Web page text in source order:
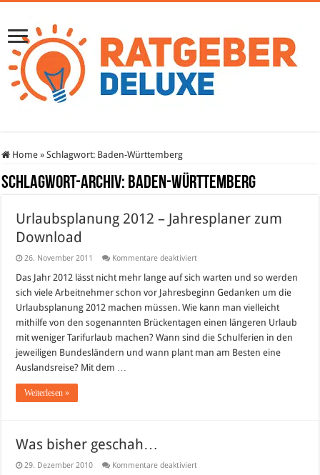
Home » Schlagwort: Baden-Württemberg
Schlagwort-Archiv: Baden-Württemberg
Urlaubsplanung 2012 – Jahresplaner zum
Download
26. November 2011 Kommentare deaktiviertfür
2012
Jahresplaner
zum
Download
Das Jahr 2012 lässt nicht mehr lange auf sich warten und so werden
sich viele Arbeitnehmer schon vor Jahresbeginn Gedanken um die
Urlaubsplanung 2012 machen müssen. Wie kann man vielleicht
mithilfe von den sogenannten Brückentagen einen längeren Urlaub
mit weniger Tarifurlaub machen? Wann sind die Schulferien in den
jeweiligen Bundesländern und wann plant man am Besten eine
Auslandsreise? Mit dem …
Weiterlesen »
Was bisher geschah…
29. Dezember 2010 Kommentare deaktiviertfür